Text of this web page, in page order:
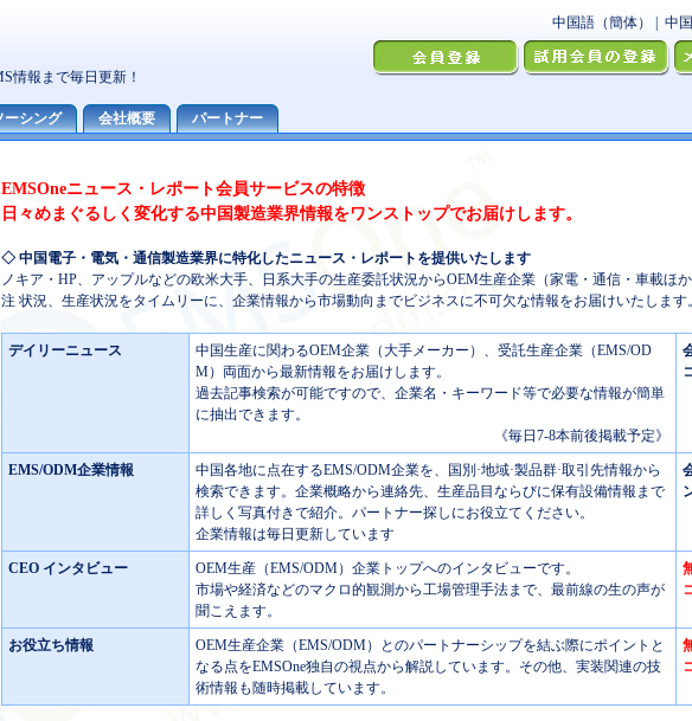
EMSOneニュース・レポート会員サービスの特徴
日々めまぐるしく変化する中国製造業界情報をワンストップでお届けします。
◇ 中国電子・電気・通信製造業界に特化したニュース・レポートを提供いたします
ノキア・HP、アップルなどの欧米大手、日系大手の生産委託状況からOEM生産企業（家電・通信・車載ほ
注 状況、生産状況をタイムリーに、企業情報から市場動向までビジネスに不可欠な情報をお届けいたします。
デイリーニュース
中国生産に関わるOEM企業（大手メーカー）、受託生産企業（EMS/OD
M）両面から最新情報をお届けします。
過去記事検索が可能ですので、企業名・キーワード等で必要な情報が簡単
に抽出できます。
《毎日7-8本前後掲載予定》
EMS/ODM企業情報
中国各地に点在するEMS/ODM企業を、国別·地域·製品群·取引先情報から
検索できます。企業概略から連絡先、生産品目ならびに保有設備情報まで
詳しく写真付きで紹介。パートナー探しにお役立てください。
企業情報は毎日更新しています
CEO インタビュー
OEM生産（EMS/ODM）企業トップへのインタビューです。
市場や経済などのマクロ的観測から工場管理手法まで、最前線の生の声が
聞こえます。
お役立ち情報
OEM生産企業（EMS/ODM）とのパートナーシップを結ぶ際にポイントと
なる点をEMSOne独自の視点から解説しています。その他、実装関連の技
術情報も随時掲載しています。